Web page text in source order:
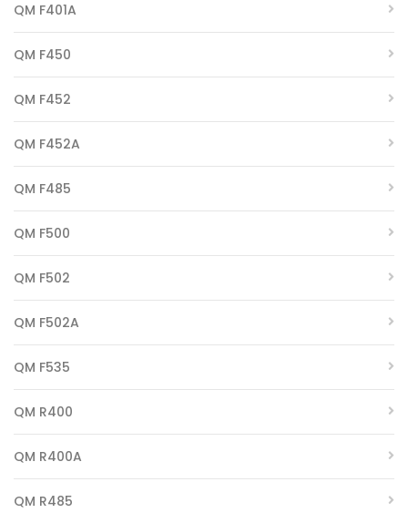
QM F401A
QM F450
QM F452
QM F452A
QM F485
QM F500
QM F502
QM F502A
QM F535
QM R400
QM R400A
QM R485